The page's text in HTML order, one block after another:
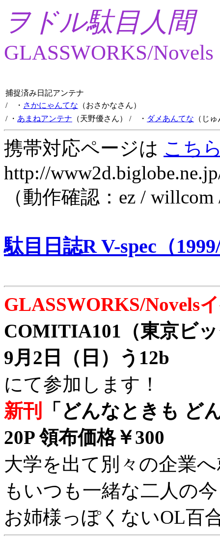
ヲドル駄目人間
GLASSWORKS/Novels
捕捉済み日記アンテナ
/ ・ さかにゃんてな （おさかなさん）
/ ・ あまねアンテナ （天野優さん） / ・ ダメあんてな （じ
携帯対応ページは こち
http://
（動作確認：ez /
駄目日誌R V-spec（
GLASSWORKS/Novels
COMITIA101（東京ビ
9月2日（日）う12b
にて参加します！
新刊
「どんなときも ど
20P 領布価格￥300
大学を出て別々の企業
もいつも一緒な二人の
お姉様っぽくないOL百